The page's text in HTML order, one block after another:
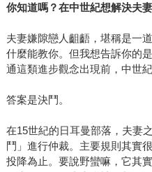
你知道嗎？在中世紀想解決夫
夫妻嫌隙戀人齟齬，堪稱是一
什麼能教你。但我想告訴你的
通這類進步觀念出現前，中世
答案是決鬥。
在15世紀的日耳曼部落，夫妻
鬥」進行仲裁。主要規則其實
投降為止。要說野蠻嘛，它其